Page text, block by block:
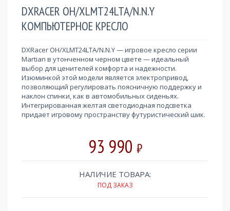
DXRACER OH/XLMT24LTA/N.N.Y
КОМПЬЮТЕРНОЕ КРЕСЛО
DXRacer OH/XLMT24LTA/N.N.Y — игровое кресло серии
Martian в утонченном черном цвете — идеальный
выбор для ценителей комфорта и надежности.
Изюминкой этой модели является электропривод,
позволяющий регулировать поясничную поддержку и
наклон спинки, как в автомобильных сиденьях.
Интегрированная желтая светодиодная подсветка
придает игровому пространству футуристический шик.
93 990 ₽
НАЛИЧИЕ ТОВАРА:
ПОД ЗАКАЗ